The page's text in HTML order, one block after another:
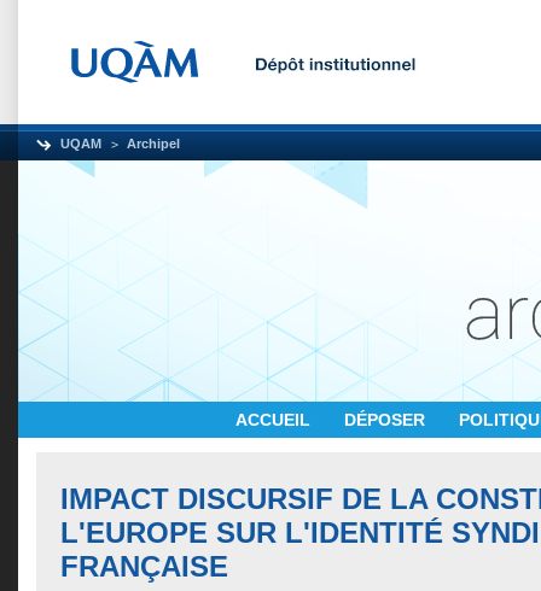
UQAM Archipel
ACCUEIL DÉPOSER
IMPACT DISCURSIF DE LA
L'EUROPE SUR L'IDENTITÉ
FRANÇAISE